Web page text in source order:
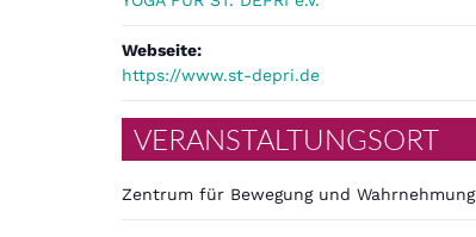
Webseite:
https://www.st-depri.de
VERANSTALTUNGSORT
Zentrum für Bewegung und Wahrnehmung